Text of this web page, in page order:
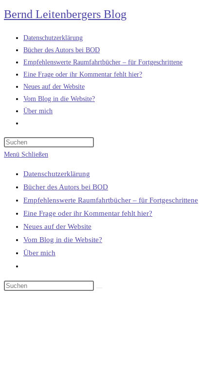
Zum
Inhalt
springen
Bernd Leitenbergers Blog
Datenschutzerklärung
Bücher des Autors bei BOD
Empfehlenswerte Raumfahrtbücher – für Fortgeschrittene
Eine Frage oder ihr Kommentar fehlt hier?
Neues auf der Website
Vom Blog in die Website?
Über mich
umschalten
Menü Schließen
Datenschutzerklärung
Bücher des Autors bei BOD
Empfehlenswerte Raumfahrtbücher – für Fortgeschrittene
Eine Frage oder ihr Kommentar fehlt hier?
Neues auf der Website
Vom Blog in die Website?
Über mich
umschalten